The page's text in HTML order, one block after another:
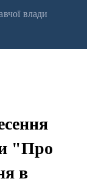
влади
"Про
в